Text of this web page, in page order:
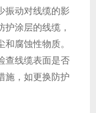
振动对线缆的影
涂层的线缆，
腐蚀性物质。
查线缆表面是否
施，如更换防护